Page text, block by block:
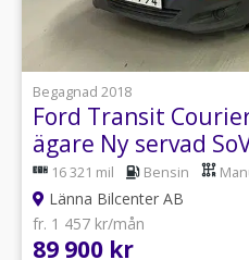
1
Begagnad 2018
Ford Transit
ägare Ny servad
16 321 mil Bensin
Länna Bilcenter AB
fr. 1 457 kr/mån
89 900 kr